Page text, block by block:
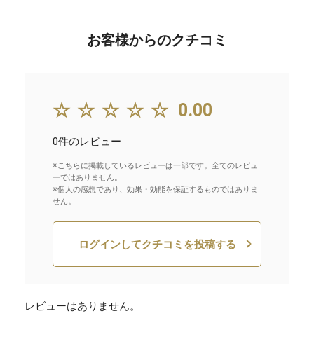
お客様からのクチコミ
☆☆☆☆☆ 0.00
0件のレビュー
※こちらに掲載しているレビューは一部です。全てのレビュ
ーではありません。
※個人の感想であり、効果・効能を保証するものではありま
せん。
ログインしてクチコミを投稿する
レビューはありません。